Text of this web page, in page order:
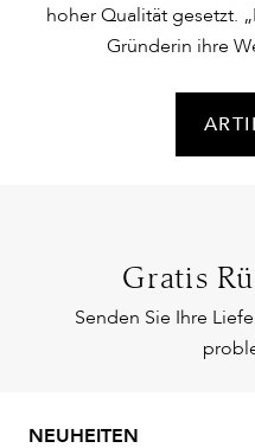
hoher Qualität gesetzt.
Gründerin ihre
Gratis
Senden Sie Ihre
NEUHEITEN